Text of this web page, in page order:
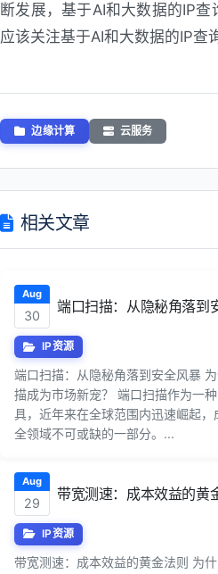
断发展，基于AI和大数据的IP
应该关注基于AI和大数据的IP查
边缘计算 云服务
相关文章
Aug
30
端口扫描：从隐秘角落到
IP资源
端口扫描：从隐秘角落到安全风暴
描成为市场新宠？ 端口扫描作为一
具，近年来在全球范围内迅速崛起，
全领域不可或缺的一部分。...
Aug
29
带宽测速：成本效益的黄
IP资源
带宽测速：成本效益的黄金法则 为